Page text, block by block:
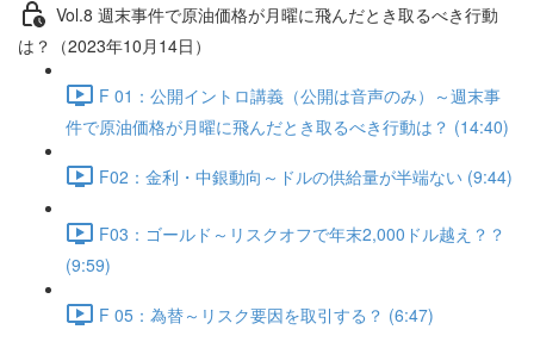
Vol.8 週末事件で原油価格が月曜に飛んだとき取るべき行動
は？（2023年10月14日）
F 01：公開イントロ講義（公開は音声のみ）～週末事
件で原油価格が月曜に飛んだとき取るべき行動は？ (14:40)
F02：金利・中銀動向～ドルの供給量が半端ない (9:44)
F03：ゴールド～リスクオフで年末2,000ドル越え？？
(9:59)
F 05：為替～リスク要因を取引する？ (6:47)